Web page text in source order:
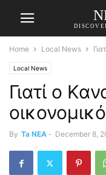
Home Local News
Local News
Γιατί ο
By Ta NEA - December 8,